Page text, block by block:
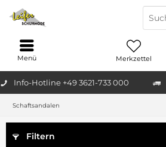
Info-Hotline +49 3621-733 000
Merkzettel
Menü
Schaftsandalen
Filtern